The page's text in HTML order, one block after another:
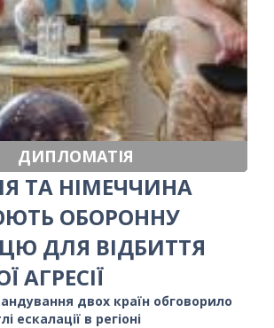
ДИПЛОМАТІЯ
ТА НІМЕЧЧИНА
ОБОРОННУ
ДЛЯ ВІДБИТТЯ
АГРЕСІЇ
двох країн обговорило
ескалації в регіоні